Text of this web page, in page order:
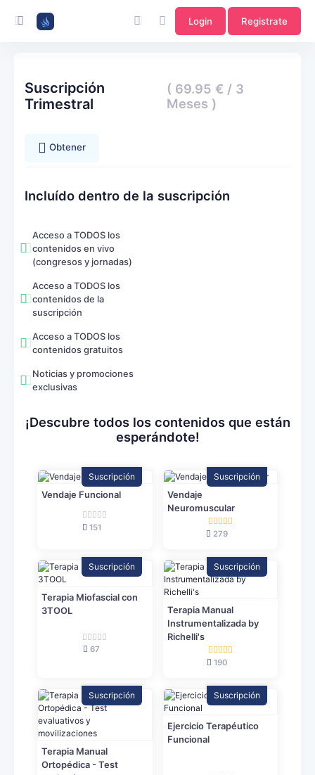
Login Registrate
Suscripción
Trimestral
( 69.95 € / 3
Meses )
Obtener
Incluído dentro de la suscripción
Acceso a TODOS los
contenidos en vivo
(congresos y jornadas)
Acceso a TODOS los
contenidos de la
suscripción
Acceso a TODOS los
contenidos gratuitos
Noticias y promociones
exclusivas
¡Descubre todos los contenidos que están
esperándote!
Suscripción
Vendaje Funcional
151
Suscripción
Vendaje
Neuromuscular
279
Suscripción
Terapia Miofascial con
3TOOL
67
Suscripción
Terapia Manual
Instrumentalizada by
Richelli's
190
Suscripción
Terapia Manual
Ortopédica - Test
Suscripción
Ejercicio Terapéutico
Funcional